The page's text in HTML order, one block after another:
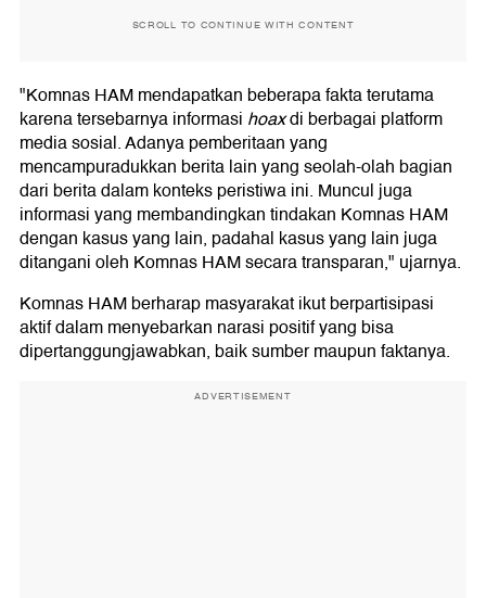
SCROLL TO CONTINUE WITH CONTENT
"Komnas HAM mendapatkan beberapa fakta terutama
karena tersebarnya informasi hoaxdi berbagai platform
media sosial. Adanya pemberitaan yang
mencampuradukkan berita lain yang seolah-olah bagian
dari berita dalam konteks peristiwa ini. Muncul juga
informasi yang membandingkan tindakan Komnas HAM
dengan kasus yang lain, padahal kasus yang lain juga
ditangani oleh Komnas HAM secara transparan," ujarnya.
Komnas HAM berharap masyarakat ikut berpartisipasi
aktif dalam menyebarkan narasi positif yang bisa
dipertanggungjawabkan, baik sumber maupun faktanya.
ADVERTISEMENT